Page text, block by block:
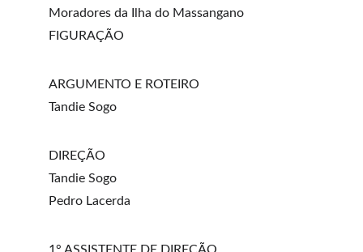
Moradores da Ilha do Massangano
FIGURAÇÃO
ARGUMENTO E ROTEIRO
Tandie Sogo
DIREÇÃO
Tandie Sogo
Pedro Lacerda